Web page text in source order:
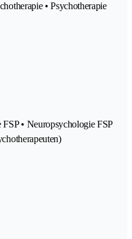
• Psychotherapie
• Neuropsychologie FSP